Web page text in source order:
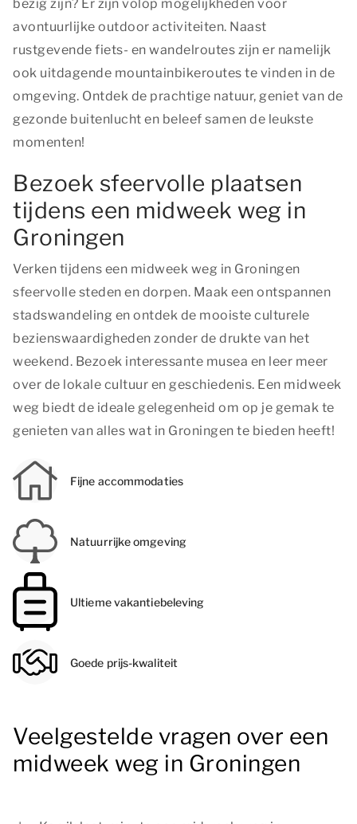
bezig zijn? Er zijn volop mogelijkheden voor
avontuurlijke outdoor activiteiten. Naast
rustgevende fiets- en wandelroutes zijn er namelijk
ook uitdagende mountainbikeroutes te vinden in de
omgeving. Ontdek de prachtige natuur, geniet van de
gezonde buitenlucht en beleef samen de leukste
momenten!
Bezoek sfeervolle plaatsen
tijdens een midweek weg in
Groningen
Verken tijdens een midweek weg in Groningen
sfeervolle steden en dorpen. Maak een ontspannen
stadswandeling en ontdek de mooiste culturele
bezienswaardigheden zonder de drukte van het
weekend. Bezoek interessante musea en leer meer
over de lokale cultuur en geschiedenis. Een midweek
weg biedt de ideale gelegenheid om op je gemak te
genieten van alles wat in Groningen te bieden heeft!
Fijne accommodaties
Natuurrijke omgeving
Ultieme vakantiebeleving
Goede prijs-kwaliteit
Veelgestelde vragen over een
midweek weg in Groningen